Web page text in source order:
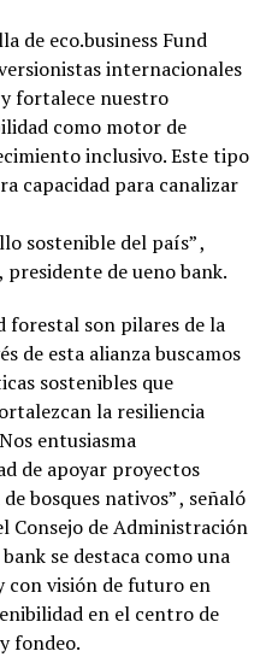
de eco.business Fund
internacionales
fortalece nuestro
como motor de
inclusivo. Este tipo
capacidad para canalizar
sostenible del país” ,
de ueno bank.
forestal son pilares de la
de esta alianza buscamos
sostenibles que
la resiliencia
entusiasma
de apoyar proyectos
bosques nativos” , señaló
Consejo de Administración
se destaca como una
con visión de futuro en
en el centro de
fondeo.